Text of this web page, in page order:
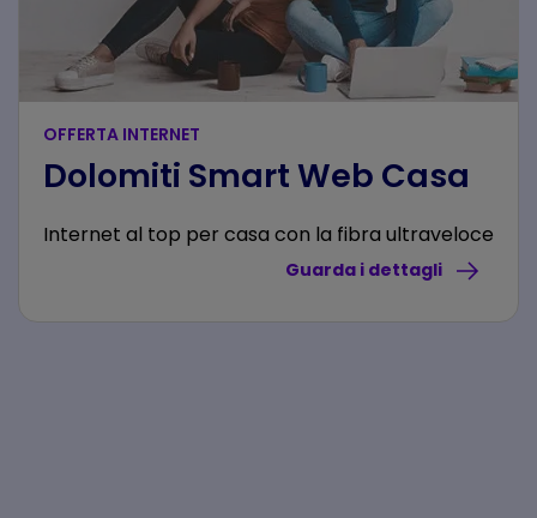
OFFERTA INTERNET
Dolomiti Smart Web Casa
Internet al top per casa con la fibra ultraveloce
Guarda i dettagli